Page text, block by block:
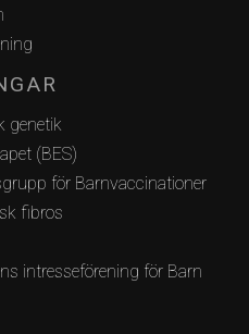
genetik
(BES)
för Barnvaccinationer
fibros
intresseförening för Barn